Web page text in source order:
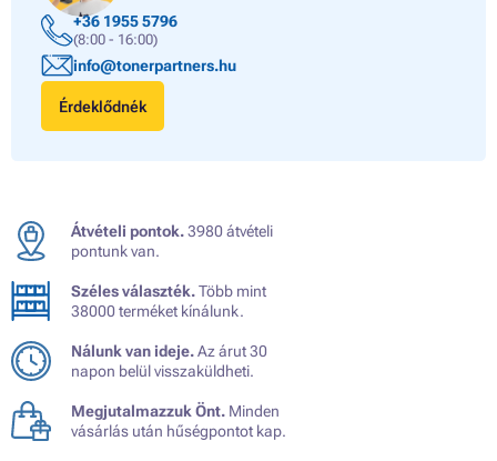
+36 1955 5796
(8:00 - 16:00)
info@tonerpartners.hu
Érdeklődnék
Átvételi pontok.3980 átvételi
pontunk van.
Széles választék.Több mint
38000 terméket kínálunk.
Nálunk van ideje.Az árut 30
napon belül visszaküldheti.
Megjutalmazzuk Önt. Minden
vásárlás után hűségpontot kap.